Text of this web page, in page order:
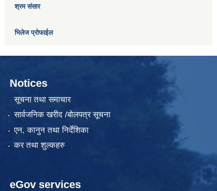
श्रम संसार
भिलेज प्रोफाईल
Notices
सूचना तथा समाचार
सार्वजनिक खरीद /बोलपत्र सूचना
एन, कानुन तथा निर्देशिका
कर तथा शुल्कहरु
eGov services